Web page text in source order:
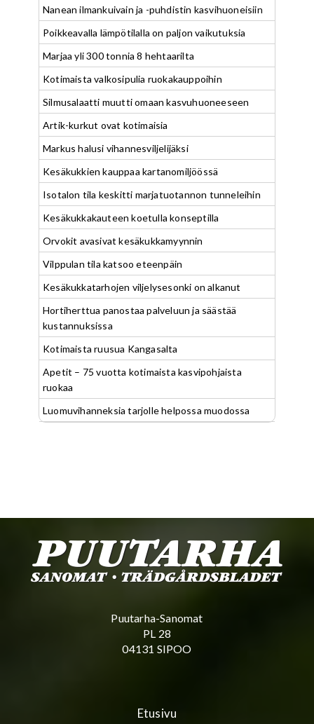
Nanean ilmankuivain ja -puhdistin kasvihuoneisiin
Poikkeavalla lämpötilalla on paljon vaikutuksia
Marjaa yli 300 tonnia 8 hehtaarilta
Kotimaista valkosipulia ruokakauppoihin
Silmusalaatti muutti omaan kasvuhuoneeseen
Artik-kurkut ovat kotimaisia
Markus halusi vihannesviljelijäksi
Kesäkukkien kauppaa kartanomiljöössä
Isotalon tila keskitti marjatuotannon tunneleihin
Kesäkukkakauteen koetulla konseptilla
Orvokit avasivat kesäkukkamyynnin
Vilppulan tila katsoo eteenpäin
Kesäkukkatarhojen viljelysesonki on alkanut
Hortiherttua panostaa palveluun ja säästää
kustannuksissa
Kotimaista ruusua Kangasalta
Apetit – 75 vuotta kotimaista kasvipohjaista
ruokaa
Luomuvihanneksia tarjolle helpossa muodossa
Puutarha-Sanomat
PL 28
04131 SIPOO
Etusivu